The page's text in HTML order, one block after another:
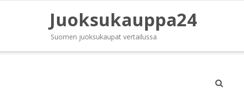
Juoksukauppa24
Suomen juoksukaupat vertailussa